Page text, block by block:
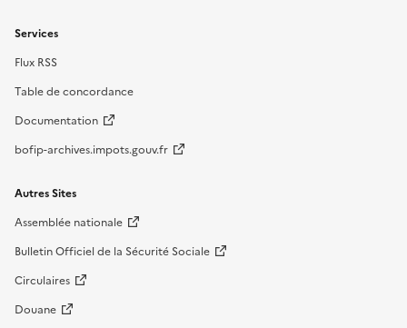
Services
Flux RSS
Table de concordance
Documentation
bofip-archives.impots.gouv.fr
Autres Sites
Assemblée nationale
Bulletin Officiel de la Sécurité Sociale
Circulaires
Douane